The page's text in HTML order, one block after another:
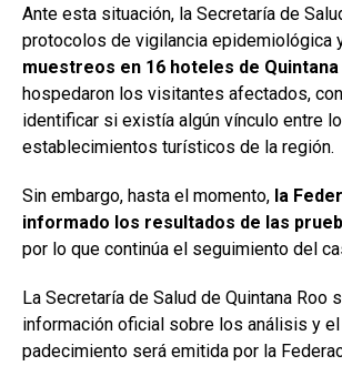
Ante esta situación, la Secretaría de
protocolos de vigilancia epidemiológica
muestreos en 16 hoteles de Quintana
hospedaron los visitantes afectados,
identificar si existía algún vínculo entre
establecimientos turísticos de la región.
Sin embargo, hasta el momento, la
informado los resultados de las
por lo que continúa el seguimiento del
La Secretaría de Salud de Quintana Roo
información oficial sobre los análisis y
padecimiento será emitida por la